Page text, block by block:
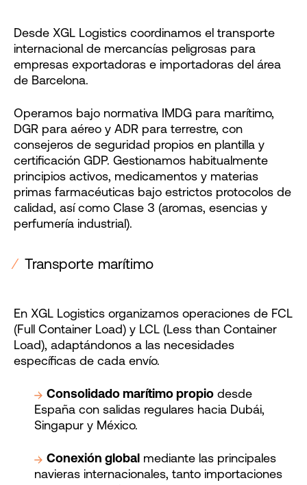
Desde XGL Logistics coordinamos el transporte
internacional de mercancías peligrosas para
empresas exportadoras e importadoras del área
de Barcelona.
Operamos bajo normativa IMDG para marítimo,
DGR para aéreo y ADR para terrestre, con
consejeros de seguridad propios en plantilla y
certificación GDP. Gestionamos habitualmente
principios activos, medicamentos y materias
primas farmacéuticas bajo estrictos protocolos de
calidad, así como Clase 3 (aromas, esencias y
perfumería industrial).
⁄Transporte marítimo
En XGL Logistics organizamos operaciones de FCL
(Full Container Load) y LCL (Less than Container
Load), adaptándonos a las necesidades
específicas de cada envío.
Consolidado marítimo propio desde
España con salidas regulares hacia Dubái,
Singapur y México.
Conexión global mediante las principales
navieras internacionales, tanto importaciones